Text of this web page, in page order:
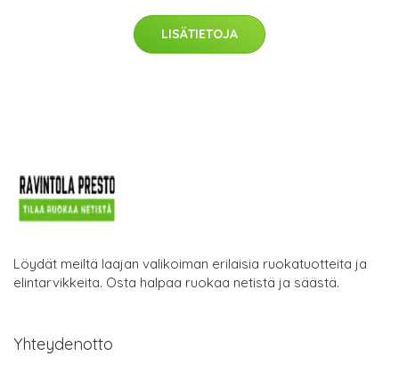
LISÄTIETOJA
Löydät meiltä laajan valikoiman erilaisia ruokatuotteita ja
elintarvikkeita. Osta halpaa ruokaa netistä ja säästä.
Yhteydenotto